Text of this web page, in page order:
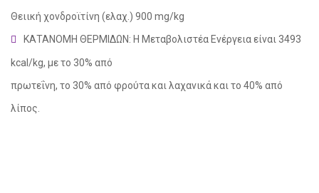
Θειική χονδροϊτίνη (ελαχ.) 900 mg/kg
ΚΑΤΑΝΟΜΗ ΘΕΡΜΙΔΩΝ: Η Μεταβολιστέα Ενέργεια είναι 3493
kcal/kg, με το 30% από
πρωτεΐνη, το 30% από φρούτα και λαχανικά και το 40% από
λίπος.